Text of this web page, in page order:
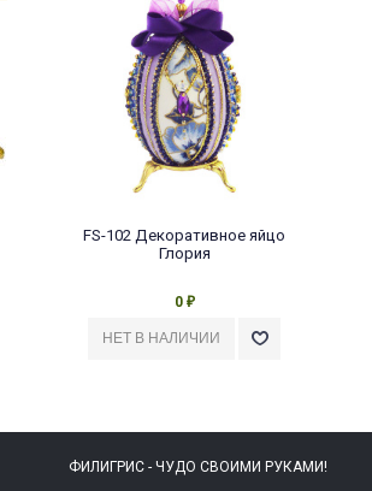
FS-102 Декоративное яйцо
Глория
0 ₽
ФИЛИГРИС - ЧУДО СВОИМИ РУКАМИ!